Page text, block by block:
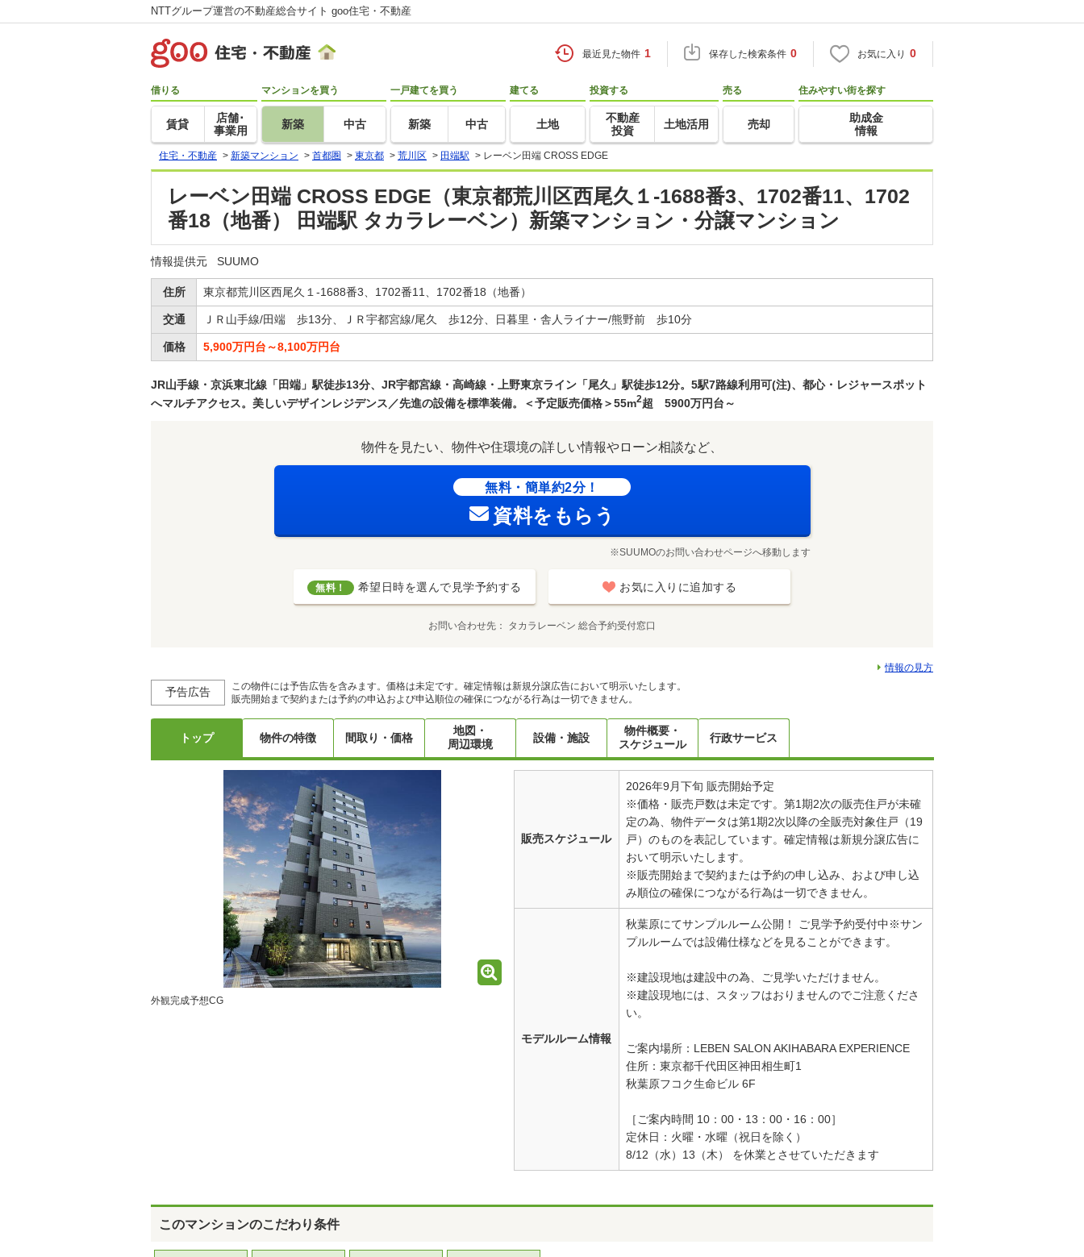
NTTグループ運営の不動産総合サイト goo住宅・不動産
最近見た物件 1 保存した検索条件 0 お気に入り 0
借りる
賃貸
店舗･
事業用
マンションを買う
新築 中古
一戸建てを買う
新築 中古
建てる
土地
投資する
不動産
投資
土地活用
売る
売却
住みやすい街を探す
助成金
情報
住宅・不動産 > 新築マンション > 首都圏 > 東京都 > 荒川区 > 田端駅 > レーベン田端 CROSS EDGE
レーベン田端 CROSS EDGE（東京都荒川区西尾久１-1688番3、1702番11、1702
番18（地番） 田端駅 タカラレーベン）新築マンション・分譲マンション
情報提供元 SUUMO
住所 東京都荒川区西尾久１-1688番3、1702番11、1702番18（地番）
交通 ＪＲ山手線/田端 歩13分、ＪＲ宇都宮線/尾久 歩12分、日暮里・舎人ライナー/熊野前 歩10分
価格 5,900万円台～8,100万円台
JR山手線・京浜東北線「田端」駅徒歩13分、JR宇都宮線・高崎線・上野東京ライン「尾久」駅徒歩12分。5駅7路線利用可(注)、都心・レジャースポット
へマルチアクセス。美しいデザインレジデンス／先進の設備を標準装備。＜予定販売価格＞55m2超 5900万円台～
物件を見たい、物件や住環境の詳しい情報やローン相談など、
無料・簡単約2分！
資料をもらう
※SUUMOのお問い合わせページへ移動します
無料！ 希望日時を選んで見学予約する お気に入りに追加する
お問い合わせ先 タカラレーベン 総合予約受付窓口
情報の見方
予告広告
この物件には予告広告を含みます。価格は未定です。確定情報は新規分譲広告において明示いたします。
販売開始まで契約または予約の申込および申込順位の確保につながる行為は一切できません。
トップ 物件の特徴 間取り・価格
地図・
周辺環境
設備・施設
物件概要・
スケジュール
行政サービス
外観完成予想CG
販売スケジュール
2026年9月下旬 販売開始予定
※価格・販売戸数は未定です。第1期2次の販売住戸が未確
定の為、物件データは第1期2次以降の全販売対象住戸（19
戸）のものを表記しています。確定情報は新規分譲広告に
おいて明示いたします。
※販売開始まで契約または予約の申し込み、および申し込
み順位の確保につながる行為は一切できません。
モデルルーム情報
秋葉原にてサンプルルーム公開！ ご見学予約受付中※サン
プルルームでは設備仕様などを見ることができます。
※建設現地は建設中の為、ご見学いただけません。
※建設現地には、スタッフはおりませんのでご注意くださ
い。
ご案内場所：LEBEN SALON AKIHABARA EXPERIENCE
住所：東京都千代田区神田相生町1
秋葉原フコク生命ビル 6F
［ご案内時間 10：00・13：00・16：00］
定休日：火曜・水曜（祝日を除く）
8/12（水）13（木） を休業とさせていただきます
このマンションのこだわり条件